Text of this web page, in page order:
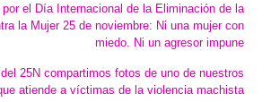
por el Día Internacional de la Eliminación de la
la Mujer 25 de noviembre: Ni una mujer con
miedo. Ni un agresor impune
25N compartimos fotos de uno de nuestros
atiende a víctimas de la violencia machista